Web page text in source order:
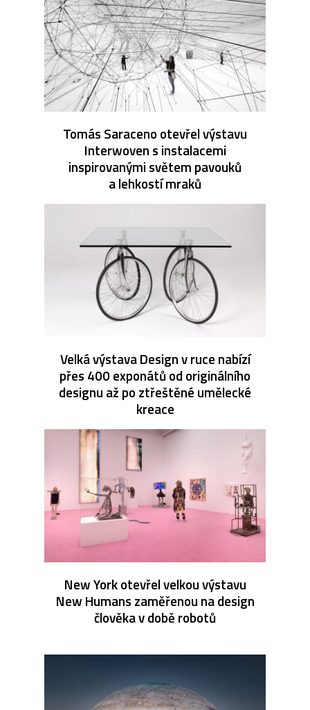
Tomás Saraceno otevřel výstavu
Interwoven s instalacemi
inspirovanými světem pavouků
a lehkostí mraků
Velká výstava Design v ruce nabízí
přes 400 exponátů od originálního
designu až po ztřeštěné umělecké
kreace
New York otevřel velkou výstavu
New Humans zaměřenou na design
člověka v době robotů